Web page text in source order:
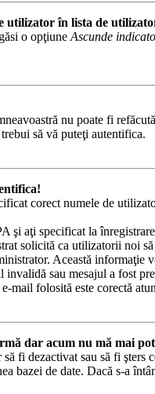
utilizator în lista de
o opţiune Ascunde
nu poate fi
să vă puteţi autentifica.
corect numele de
şi aţi specificat la
solicită ca utilizatorii noi
Această informaţie
invalidă sau mesajul a fost
mail folosită este corectă
dar acum nu mă mai
fi dezactivat sau să fi
bazei de date. Dacă s-a